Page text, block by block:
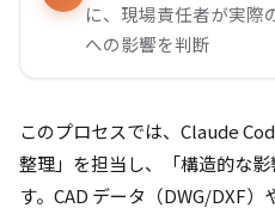
に、現場責任者が実際
への影響を判断
このプロセスでは、Claude
整理」を担当し、「構造的な
す。CAD データ（DWG/DXF